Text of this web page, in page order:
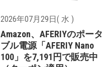
2026年07月29日( 水 )
Amazon、AFERIYのポータ
ブル電源「AFERIY Nano
100」を7,191円で販売中